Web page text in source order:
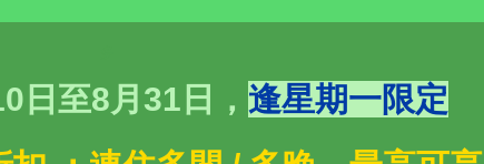
日至8月31日， 逢星期一限定